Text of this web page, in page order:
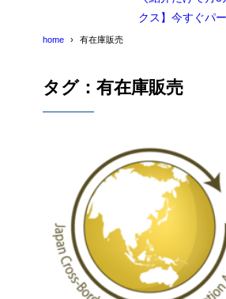
クス】今すぐパ
home 有在庫販売
タグ：有在庫販売